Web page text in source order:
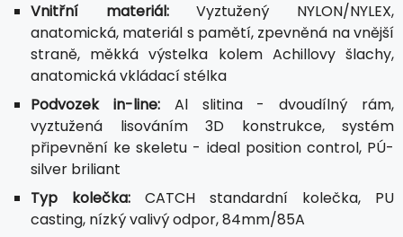
Vnitřní materiál:Vyztužený NYLON/NYLEX,
anatomická, materiál s pamětí, zpevněná na vnější
straně, měkká výstelka kolem Achillovy šlachy,
anatomická vkládací stélka
Podvozek in-line:Al slitina - dvoudílný rám,
vyztužená lisováním 3D konstrukce, systém
připevnění ke skeletu - ideal position control, PÚ-
silver briliant
Typ kolečka: CATCH standardní kolečka, PU
casting, nízký valivý odpor, 84mm/85A